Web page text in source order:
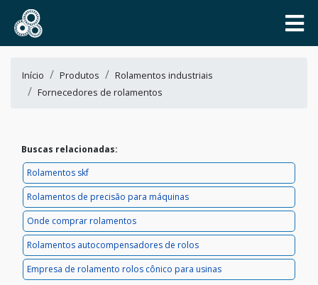
Início Produtos
Rolamentos industriais
Fornecedores de rolamentos
Buscas relacionadas:
Rolamentos skf
Rolamentos de precisão para máquinas
Onde comprar rolamentos
Rolamentos autocompensadores de rolos
Empresa de rolamento rolos cônico para usinas